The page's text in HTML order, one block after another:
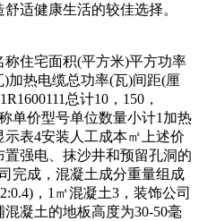
适健康生活的较佳选择。
住宅面积(平方米)平方功率
加热电缆总功率(瓦)间距(厘
总计10，150，
单价型号单位数量小计1加热
表4安装人工成本㎡上述价
强电、抹沙井和预留孔洞的
完成，混凝土成分重量组成
，1㎡混凝土3，装饰公司
凝土的地板高度为30-50毫